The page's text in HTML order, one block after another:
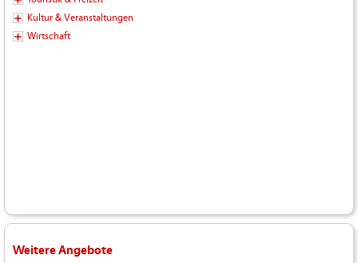
Kultur & Veranstaltungen
Wirtschaft
Weitere Angebote